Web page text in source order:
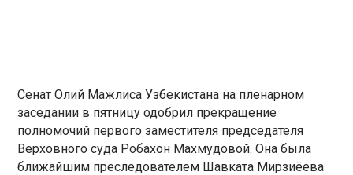
Сенат Олий Мажлиса Узбекистана на пленарном
заседании в пятницу одобрил прекращение
полномочий первого заместителя председателя
Верховного суда Робахон Махмудовой. Она была
ближайшим преследователем Шавката Мирзиёева